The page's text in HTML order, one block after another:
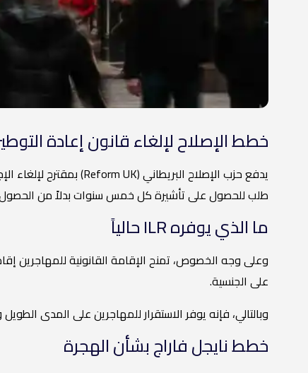
خطط الإصلاح لإلغاء قانون إعادة
يدفع حزب الإصلاح البريطاني (Reform UK) بمقترح لإلغاء الإجازة غير محددة المدة للبقاء (ILR) لتغيير
طلب للحصول على تأشيرة كل خمس سنوات بدلاً من
ما الذي يوفره ILR حالياً
وعلى وجه الخصوص، تمنح الإقامة القانونية للمهاجرين
على الجنسية.
وبالتالي، فإنه يوفر الاستقرار للمهاجرين على المدى
خطط نايجل فاراج بشأن الهجرة